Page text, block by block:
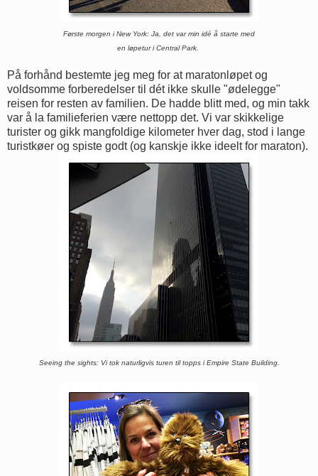
Første morgen i New York: Ja, det var min idé å starte med
en løpetur i Central Park.
På forhånd bestemte jeg meg for at maratonløpet og
voldsomme forberedelser til dét ikke skulle "ødelegge"
reisen for resten av familien. De hadde blitt med, og min takk
var å la familieferien være nettopp det. Vi var skikkelige
turister og gikk mangfoldige kilometer hver dag, stod i lange
turistkøer og spiste godt (og kanskje ikke ideelt for maraton).
Seeing the sights: Vi tok naturligvis turen til topps i Empire State Building.